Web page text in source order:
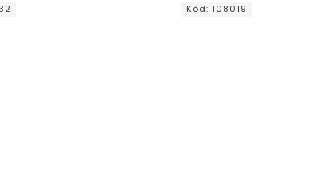
Kód: 108019